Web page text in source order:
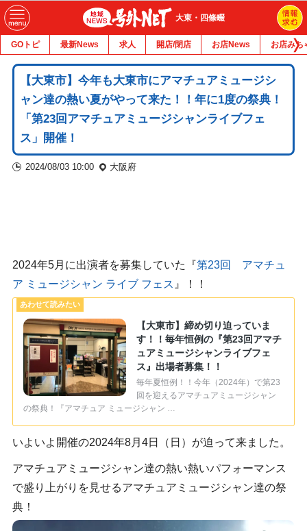
大東・四條畷
GOトピ 最新News 求人 開店/閉店 お店News お店みち
【大東市】今年も大東市にアマチュアミュージシ
ャン達の熱い夏がやって来た！！年に1度の祭典！
「第23回アマチュアミュージシャンライブフェ
ス」開催！
2024/08/03 10:00 大阪府
2024年5月に出演者を募集していた『第23回 アマチュ
ア ミュージシャン ライブ フェス 』！！
【大東市】締め切り迫っていま
す！！毎年恒例の『第23回アマチ
ュアミュージシャンライブフェ
ス』出場者募集！！
毎年夏恒例！！今年（2024年）で第23
回を迎えるアマチュアミュージシャン
の祭典！『アマチュア ミュージシャン …
いよいよ開催の2024年8月4日（日）が迫って来ました。
アマチュアミュージシャン達の熱い熱いパフォーマンス
で盛り上がりを見せるアマチュアミュージシャン達の祭
典！